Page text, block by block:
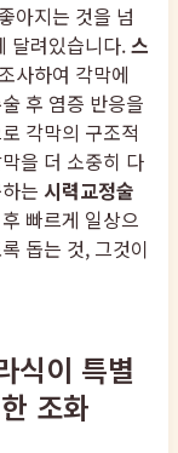
아지는 것을 넘
달려있습니다.스
사하여 각막에
후 염증 반응을
각막의 구조적
을 더 소중히 다
는 시력교정술
빠르게 일상으
돕는 것, 그것이
식이 특별
조화